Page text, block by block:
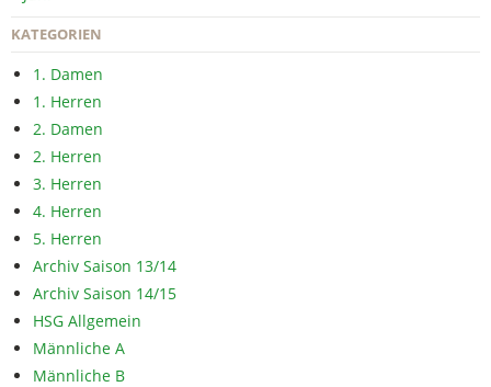
KATEGORIEN
1. Damen
1. Herren
2. Damen
2. Herren
3. Herren
4. Herren
5. Herren
Archiv Saison 13/14
Archiv Saison 14/15
HSG Allgemein
Männliche A
Männliche B